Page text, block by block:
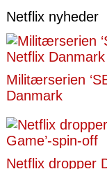
Netflix nyheder
Militærserien
Danmark
Netflix dropper